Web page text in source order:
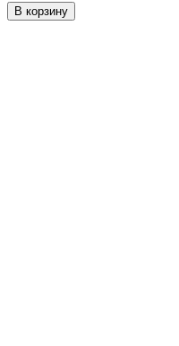
В корзину